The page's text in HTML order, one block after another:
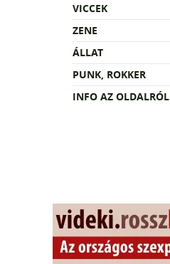
VICCEK
ZENE
ÁLLAT
PUNK, ROKKER
INFO AZ OLDALRÓL